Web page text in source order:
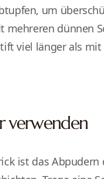
um
mehreren dünnen
viel länger als mit
verwenden
ist das Abpudern